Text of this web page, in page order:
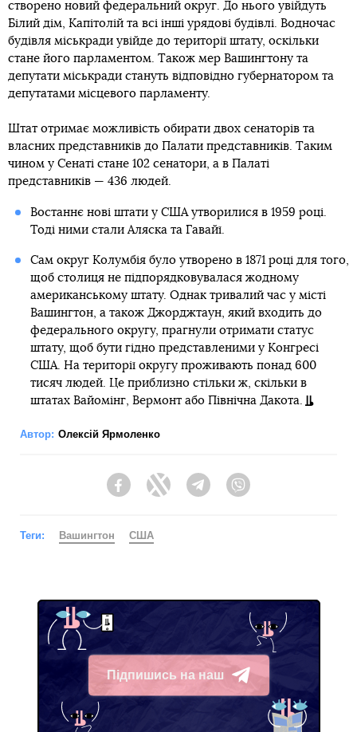
створено новий федеральний округ. До нього увійдуть
Білий дім, Капітолій та всі інші урядові будівлі. Водночас
будівля міськради увійде до території штату, оскільки
стане його парламентом. Також мер Вашингтону та
депутати міськради стануть відповідно губернатором та
депутатами місцевого парламенту.
Штат отримає можливість обирати двох сенаторів та
власних представників до Палати представників. Таким
чином у Сенаті стане 102 сенатори, а в Палаті
представників — 436 людей.
Востаннє нові штати у США утворилися в 1959 році.
Тоді ними стали Аляска та Гавайї.
Сам округ Колумбія було утворено в 1871 році для того,
щоб столиця не підпорядковувалася жодному
американському штату. Однак тривалий час у місті
Вашингтон, а також Джорджтаун, який входить до
федерального округу, прагнули отримати статус
штату, щоб бути гідно представленими у Конгресі
США. На території округу проживають понад 600
тисяч людей. Це приблизно стільки ж, скільки в
штатах Вайомінг, Вермонт або Північна Дакота.
Автор: Олексій Ярмоленко
FacebookTwitter Telegram
Теги: Вашингтон США
Підпишись на наш
Telegram